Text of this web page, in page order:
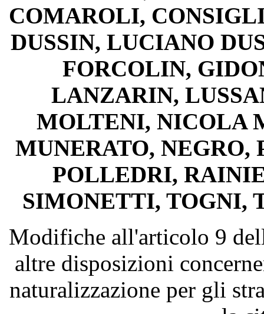
COMAROLI,
DUSSIN, LUCIANO
FORCOLIN,
LANZARIN,
MOLTENI, NICOLA
MUNERATO, NEGRO,
POLLEDRI,
SIMONETTI, TOGNI,
Modifiche all'articolo 9
altre disposizioni
naturalizzazione per gli